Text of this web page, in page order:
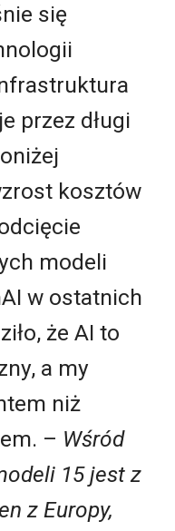
się
przez długi
kosztów
modeli
w ostatnich
że AI to
a my
niż
– Wśród
15 jest z
z Europy,